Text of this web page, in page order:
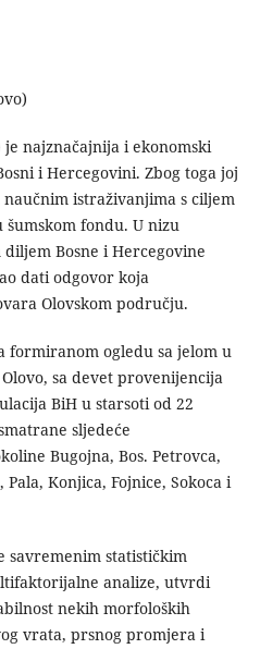
najznačajnija i ekonomski
i Hercegovini. Zbog toga joj
istraživanjima s ciljem
šumskom fondu. U nizu
Bosne i Hercegovine
dati odgovor koja
Olovskom području.
formiranom ogledu sa jelom u
sa devet provenijencija
BiH u starsoti od 22
sljedeće
Bugojna, Bos. Petrovca,
Pala, Konjica, Fojnice, Sokoca i
savremenim statističkim
analize, utvrdi
nekih morfoloških
vrata, prsnog promjera i